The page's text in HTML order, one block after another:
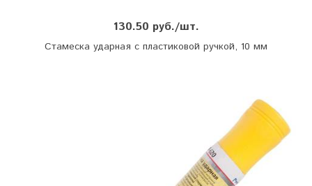
130.50 руб./шт.
Стамеска ударная с пластиковой ручкой, 10 мм